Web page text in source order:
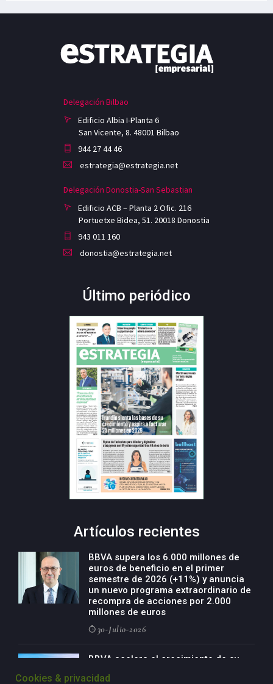
Delegación Bilbao
Edificio Albia I-Planta 6
San Vicente, 8. 48001 Bilbao
944 27 44 46
estrategia@estrategia.net
Delegación Donostia-San Sebastian
Edificio ACB – Planta 2 Ofic. 216
Portuetxe Bidea, 51. 20018 Donostia
943 011 160
donostia@estrategia.net
Último periódico
Artículos recientes
BBVA supera los 6.000 millones de
euros de beneficio en el primer
semestre de 2026 (+11%) y anuncia
un nuevo programa extraordinario de
recompra de acciones por 2.000
millones de euros
30-Julio-2026
BBVA acelera el crecimiento de su
de especialización presente en siete
Cookies & privacidad